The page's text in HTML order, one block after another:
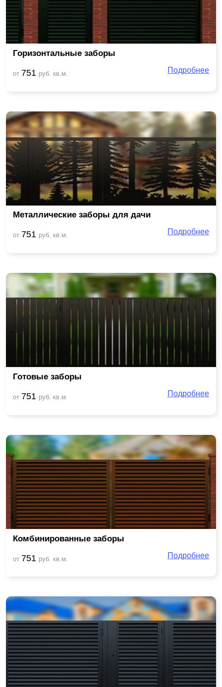
Горизонтальные заборы
от 751 руб. кв.м. Подробнее
Металлические заборы для дачи
от 751 руб. кв.м. Подробнее
Готовые заборы
от 751 руб. кв.м. Подробнее
Комбинированные заборы
от 751 руб. кв.м. Подробнее